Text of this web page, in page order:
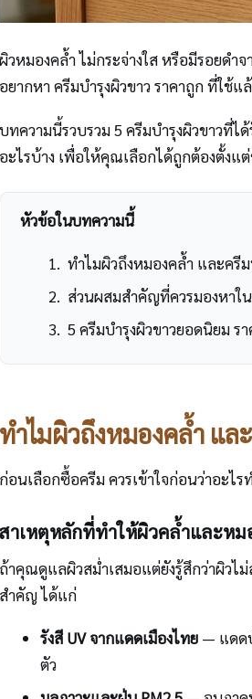
ผิวหมองคล้ำ ไม่กระจ่างใส หรือมีรอยด
อยากหา ครีมบำรุงผิวขาว ราคาถูก ที่ใช้
บทความนี้รวบรวม 5 ครีมบำรุงผิวขาวที่ไ
อะไรบ้าง เพื่อให้คุณเลือกได้ถูกต้องตั้งแ
หัวข้อในบทความนี้
ทำไมผิวถึงหมองคล้ำ และครีม
ส่วนผสมสำคัญที่ควรมองหาใ
5 ครีมบำรุงผิวขาวยอดนิยม ร
ทำไมผิวถึงหมองคล้ำ แล
ก่อนเลือกซื้อครีม ควรเข้าใจก่อนว่าอะไ
สาเหตุหลักที่ทำให้ผิวคล้ำและหม
ถ้าคุณดูแลผิวสม่ำเสมอแต่ยังรู้สึกว่าผิวไ
สำคัญ ได้แก่
รังสี UV จากแดดเมืองไทย— แดดบ้
ตัว